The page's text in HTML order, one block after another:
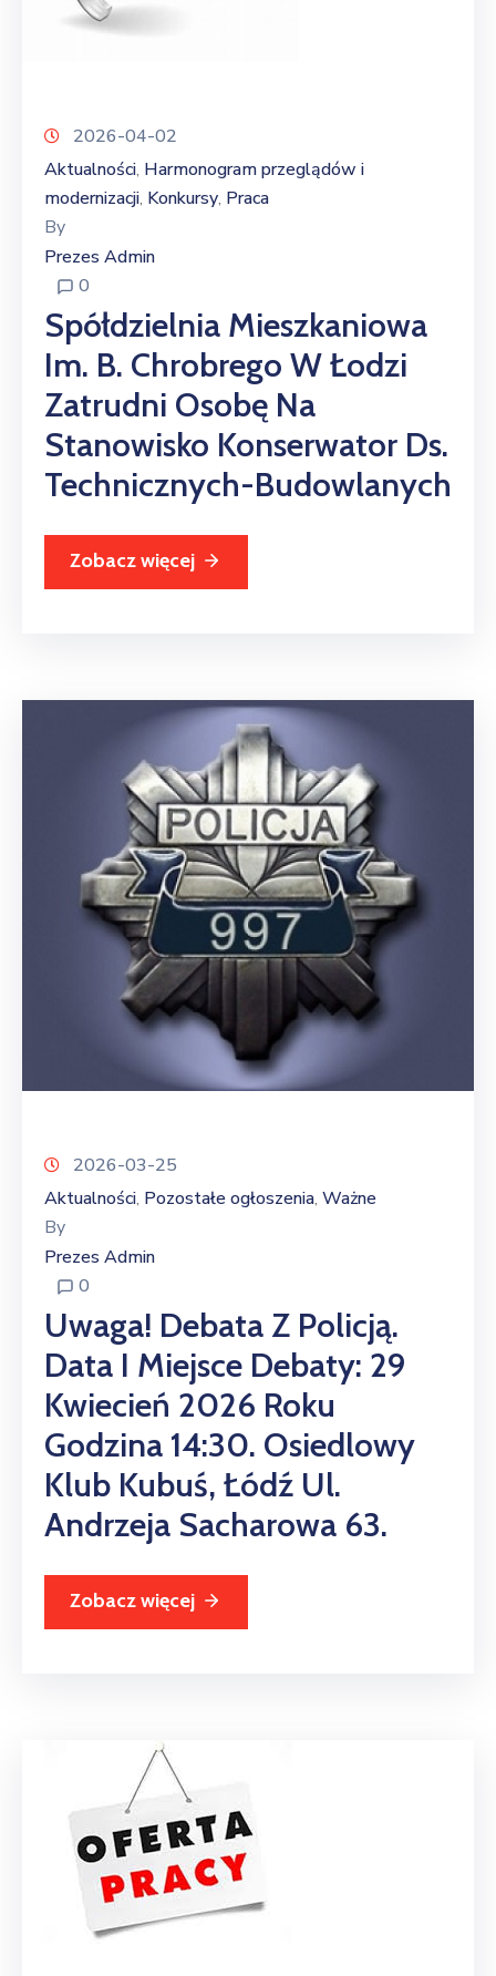
2026-04-02
Aktualności‚ Harmonogram przeglądów i
modernizacji‚ Konkursy‚ Praca
By
Prezes Admin
0
Spółdzielnia Mieszkaniowa
Im. B. Chrobrego W Łodzi
Zatrudni Osobę Na
Stanowisko Konserwator Ds.
Technicznych-Budowlanych
Zobacz więcej
2026-03-25
Aktualności‚ Pozostałe ogłoszenia‚ Ważne
By
Prezes Admin
0
Uwaga! Debata Z Policją.
Data I Miejsce Debaty: 29
Kwiecień 2026 Roku
Godzina 14:30. Osiedlowy
Klub Kubuś, Łódź Ul.
Andrzeja Sacharowa 63.
Zobacz więcej